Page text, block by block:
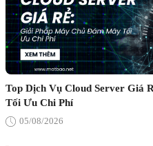
Top Dịch Vụ Cloud Server Giá
Tối Ưu Chi Phí
05/08/2026